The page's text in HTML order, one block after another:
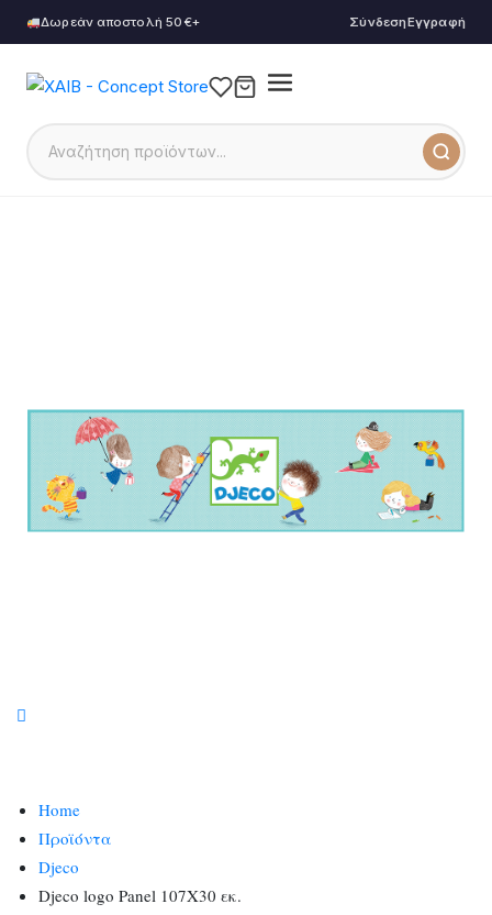
Δωρεάν αποστολή 50€+ ΣύνδεσηΕγγραφή
Home
Προϊόντα
Djeco
Djeco logo Panel 107Χ30 εκ.